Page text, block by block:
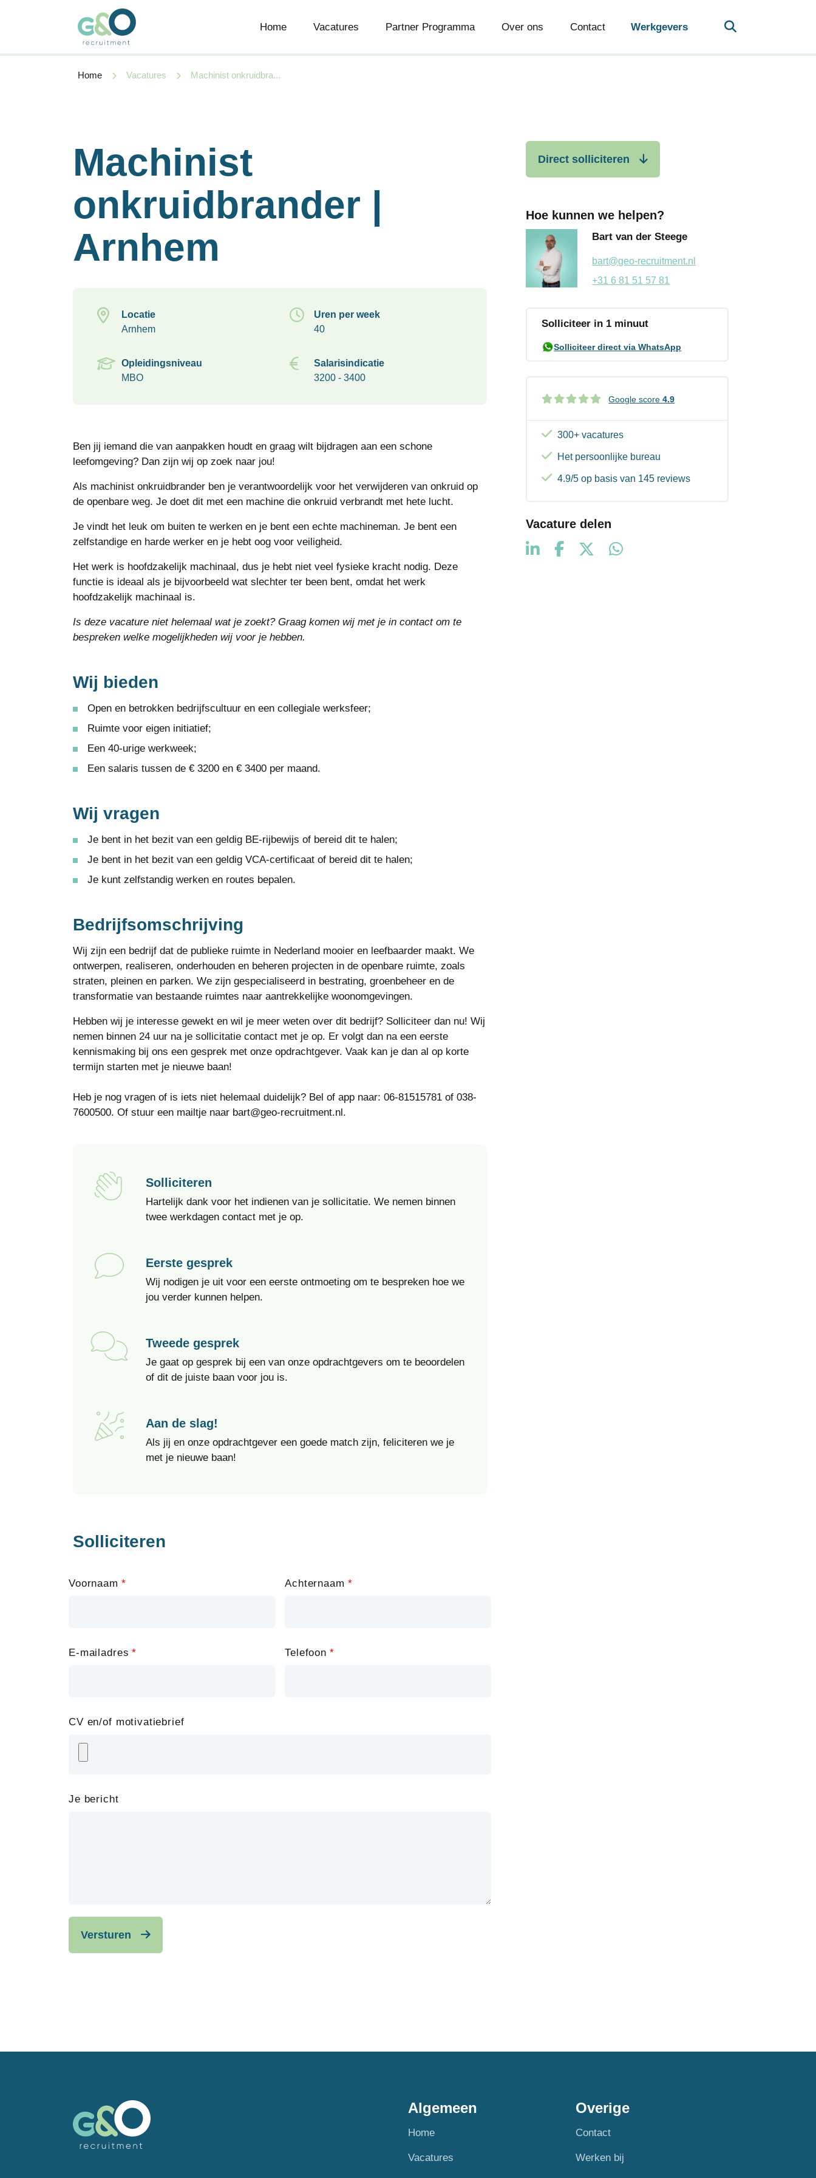
Home Vacatures Partner Programma Over ons Contact Werkgevers
Home Vacatures Machinist onkruidbra...
Machinist
onkruidbrander |
Arnhem
Locatie
Arnhem
Uren per week
40
Opleidingsniveau
MBO
Salarisindicatie
3200 - 3400
Ben jij iemand die van aanpakken houdt en graag wilt bijdragen aan een schone
leefomgeving? Dan zijn wij op zoek naar jou!
Als machinist onkruidbrander ben je verantwoordelijk voor het verwijderen van onkruid op
de openbare weg. Je doet dit met een machine die onkruid verbrandt met hete lucht.
Je vindt het leuk om buiten te werken en je bent een echte machineman. Je bent een
zelfstandige en harde werker en je hebt oog voor veiligheid.
Het werk is hoofdzakelijk machinaal, dus je hebt niet veel fysieke kracht nodig. Deze
functie is ideaal als je bijvoorbeeld wat slechter ter been bent, omdat het werk
hoofdzakelijk machinaal is.
Is deze vacature niet helemaal wat je zoekt? Graag komen wij met je in contact om te
bespreken welke mogelijkheden wij voor je hebben.
Wij bieden
Open en betrokken bedrijfscultuur en een collegiale werksfeer;
Ruimte voor eigen initiatief;
Een 40-urige werkweek;
Een salaris tussen de € 3200 en € 3400 per maand.
Wij vragen
Je bent in het bezit van een geldig BE-rijbewijs of bereid dit te halen;
Je bent in het bezit van een geldig VCA-certificaat of bereid dit te halen;
Je kunt zelfstandig werken en routes bepalen.
Bedrijfsomschrijving
Wij zijn een bedrijf dat de publieke ruimte in Nederland mooier en leefbaarder maakt. We
ontwerpen, realiseren, onderhouden en beheren projecten in de openbare ruimte, zoals
straten, pleinen en parken. We zijn gespecialiseerd in bestrating, groenbeheer en de
transformatie van bestaande ruimtes naar aantrekkelijke woonomgevingen.
Hebben wij je interesse gewekt en wil je meer weten over dit bedrijf? Solliciteer dan nu! Wij
nemen binnen 24 uur na je sollicitatie contact met je op. Er volgt dan na een eerste
kennismaking bij ons een gesprek met onze opdrachtgever. Vaak kan je dan al op korte
termijn starten met je nieuwe baan!
Heb je nog vragen of is iets niet helemaal duidelijk? Bel of app naar: 06-81515781 of 038-
7600500. Of stuur een mailtje naar bart@geo-recruitment.nl.
Solliciteren
Hartelijk dank voor het indienen van je sollicitatie. We nemen binnen
twee werkdagen contact met je op.
Eerste gesprek
Wij nodigen je uit voor een eerste ontmoeting om te bespreken hoe we
jou verder kunnen helpen.
Tweede gesprek
Je gaat op gesprek bij een van onze opdrachtgevers om te beoordelen
of dit de juiste baan voor jou is.
Aan de slag!
Als jij en onze opdrachtgever een goede match zijn, feliciteren we je
met je nieuwe baan!
Solliciteren
this
Voornaam Achternaam
E-mailadres Telefoon
CV en/of motivatiebrief
Je bericht
Versturen
Direct solliciteren
Hoe kunnen we helpen?
Bart van der Steege
bart@geo-recruitment.nl
+31 6 81 51 57 81
Solliciteer in 1 minuut
Solliciteer direct via WhatsApp
Google score4.9
300+ vacatures
Het persoonlijke bureau
4.9/5 op basis van 145 reviews
Vacature delen
Algemeen
Home
Vacatures
Overige
Contact
Werken bij